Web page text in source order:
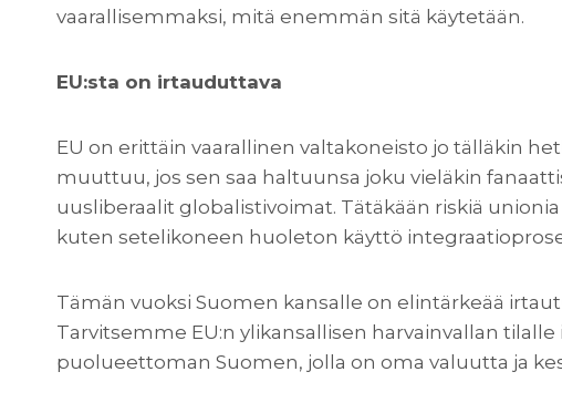
vaarallisemmaksi, mitä enemmän sitä käytetään.
EU:sta on irtauduttava
EU on erittäin vaarallinen valtakoneisto jo tälläkin
muuttuu, jos sen saa haltuunsa joku vieläkin
uusliberaalit globalistivoimat. Tätäkään riskiä
kuten setelikoneen huoleton käyttö
Tämän vuoksi Suomen kansalle on elintärkeää
Tarvitsemme EU:n ylikansallisen harvainvallan tilalle
puolueettoman Suomen, jolla on oma valuutta ja